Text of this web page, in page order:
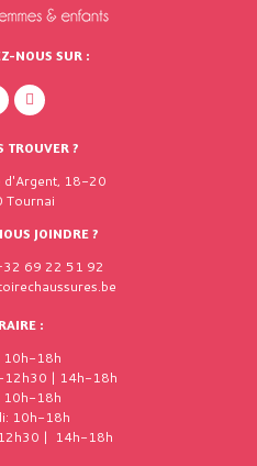
NOUS SUR :
TROUVER ?
d'Argent, 18-20
Tournai
JOINDRE ?
69 22 51 92
:
10h-18h
12h30 | 14h-18h
10h-18h
10h-18h
| 14h-18h